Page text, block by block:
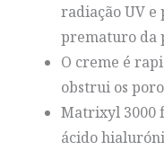
radiação UV
prematuro da
O creme é
obstrui os
Matrixyl 3000
ácido